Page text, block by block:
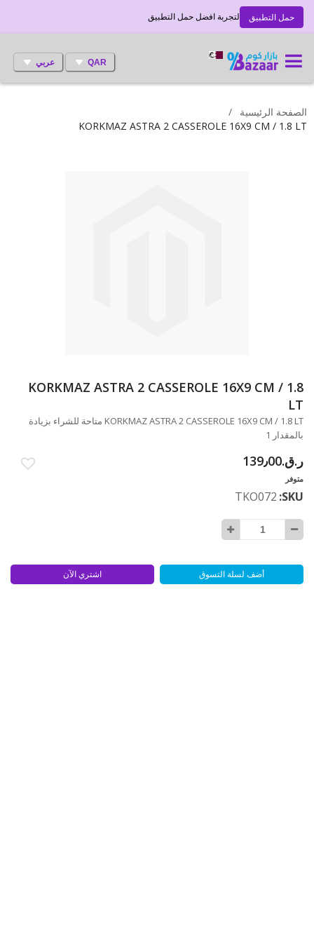
حمل التطبيق لتجربة افضل حمل التطبيق
QAR عربي
الصفحة الرئيسية
KORKMAZ ASTRA 2 CASSEROLE 16X9 CM / 1.8 LT
تخطي
إلى
بداية
معرض
الصور
KORKMAZ ASTRA 2 CASSEROLE 16X9 CM / 1.8
LT
KORKMAZ ASTRA 2 CASSEROLE 16X9 CM / 1.8 LT متاحة للشراء بزيادة
بالمقدار 1
ر.ق.‏139٫00
متوفر
SKU
TKO072
أضف لسلة التسوق اشتري الآن